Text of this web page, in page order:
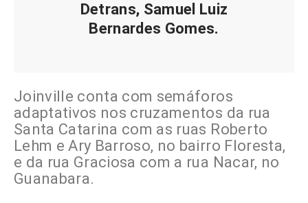
Detrans, Samuel Luiz
Bernardes Gomes.
Joinville conta com semáforos
adaptativos nos cruzamentos da rua
Santa Catarina com as ruas Roberto
Lehm e Ary Barroso, no bairro Floresta,
e da rua Graciosa com a rua Nacar, no
Guanabara.